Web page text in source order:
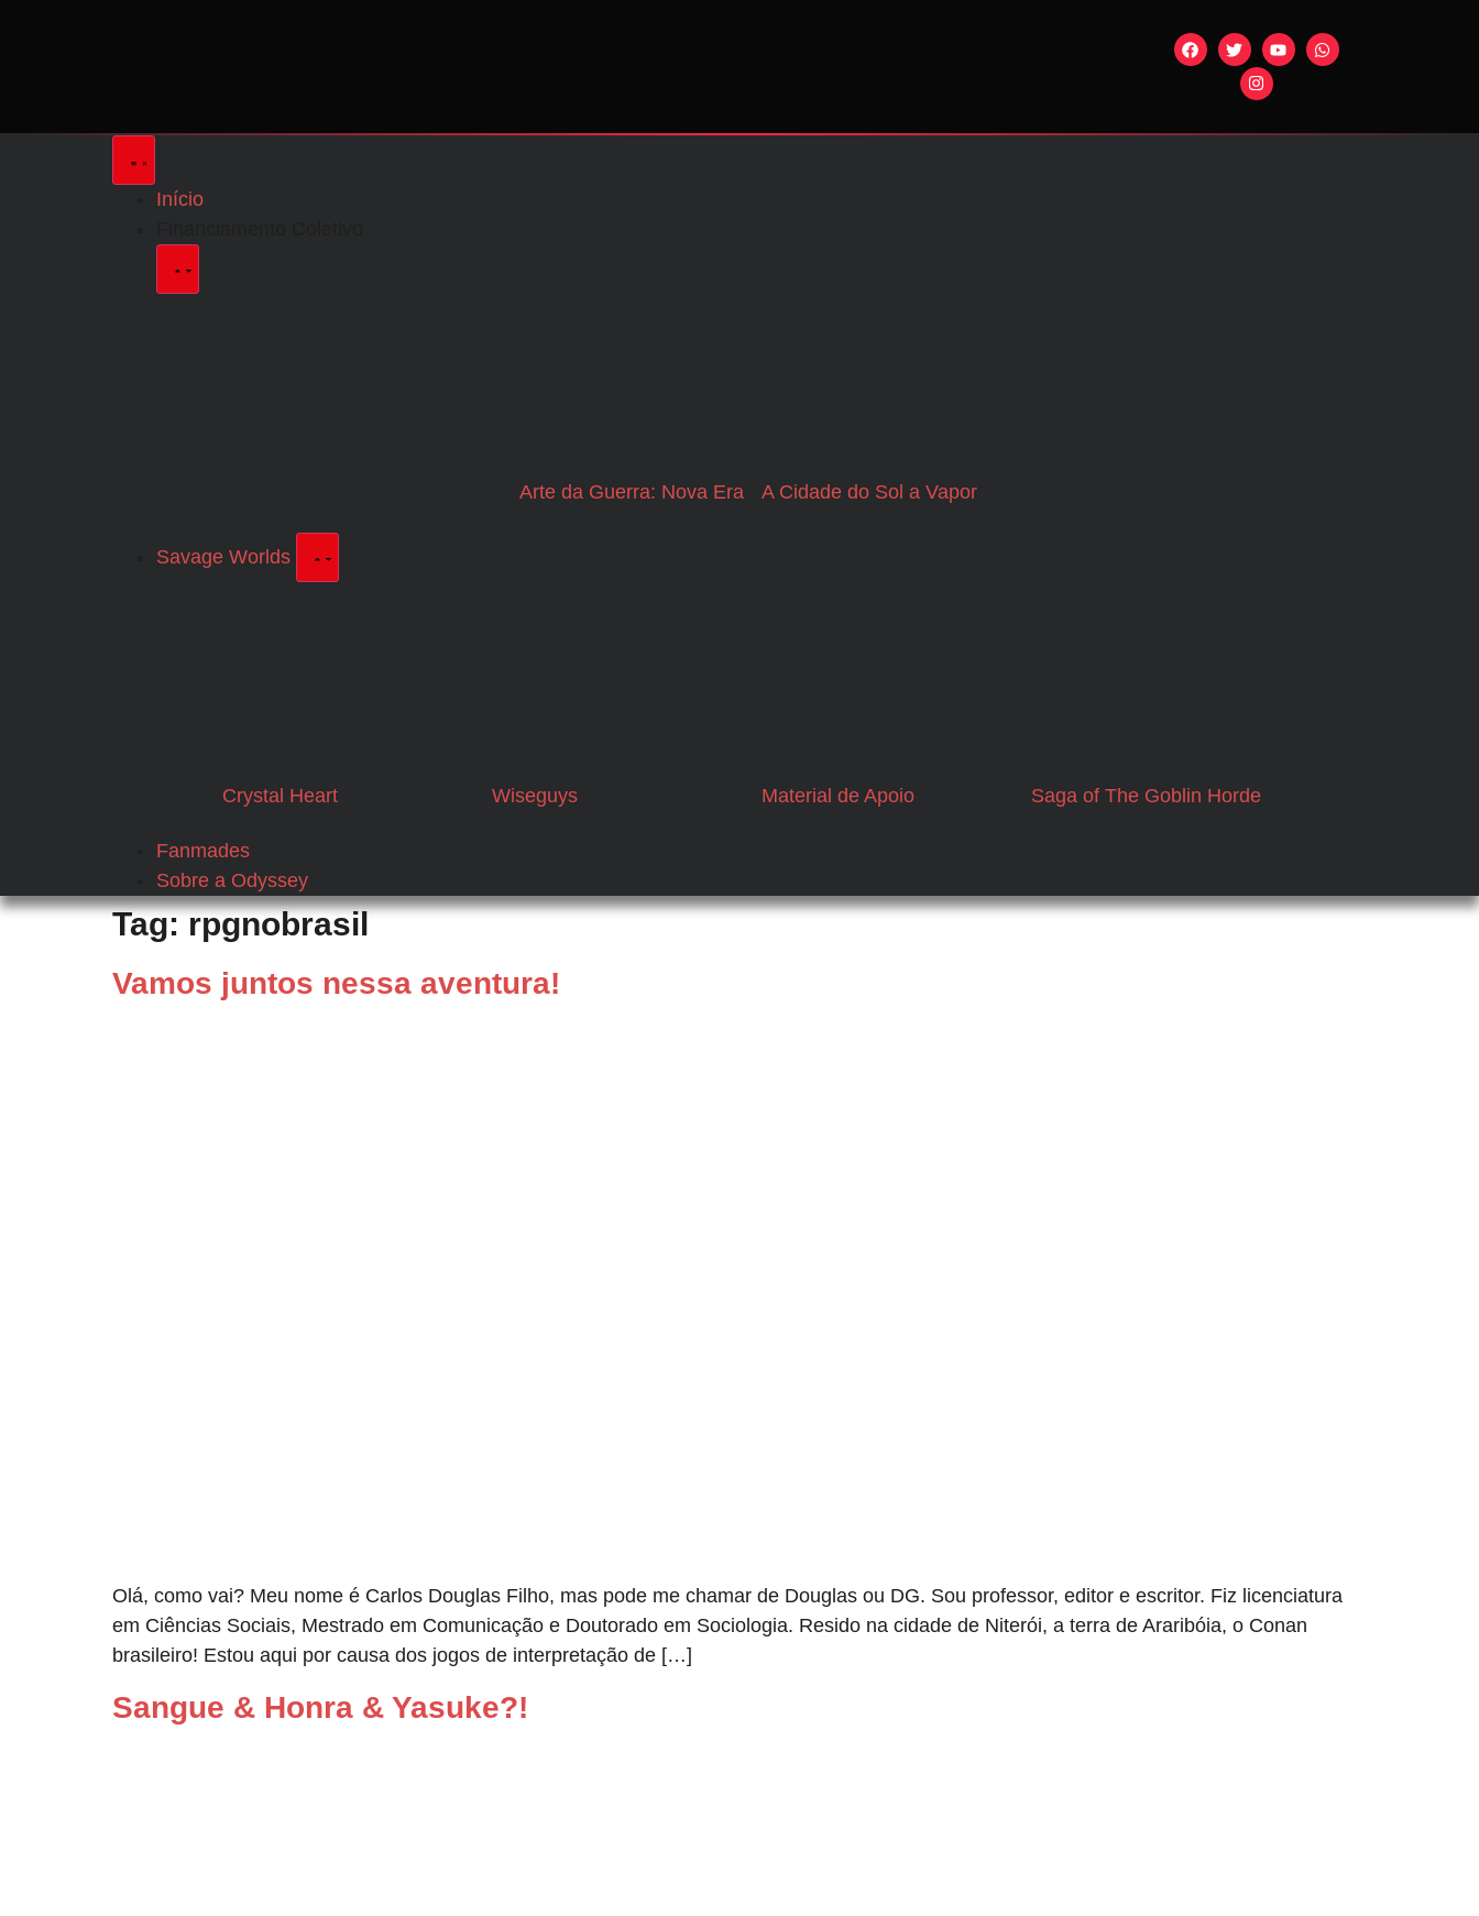
Início
Arte da Guerra: Nova Era A Cidade do Sol a Vapor
Savage Worlds
Crystal Heart Wiseguys Material de Apoio Saga of The Goblin Horde
Fanmades
Sobre a Odyssey
Tag:rpgnobrasil
Vamos juntos nessa aventura!
Olá, como vai? Meu nome é Carlos Douglas Filho, mas pode me chamar de Douglas ou DG. Sou professor, editor e escritor. Fiz licenciatura
em Ciências Sociais, Mestrado em Comunicação e Doutorado em Sociologia. Resido na cidade de Niterói, a terra de Araribóia, o Conan
brasileiro! Estou aqui por causa dos jogos de interpretação de […]
Sangue & Honra & Yasuke?!